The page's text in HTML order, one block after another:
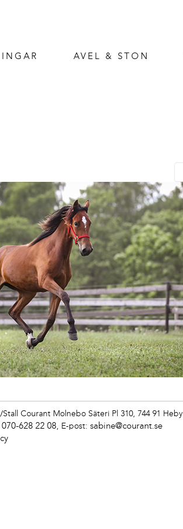
AVEL & STON
Courant Molnebo Säteri Pl 310, 744 91 Heby
070-628 22 08, E-post:sabine@courant.se